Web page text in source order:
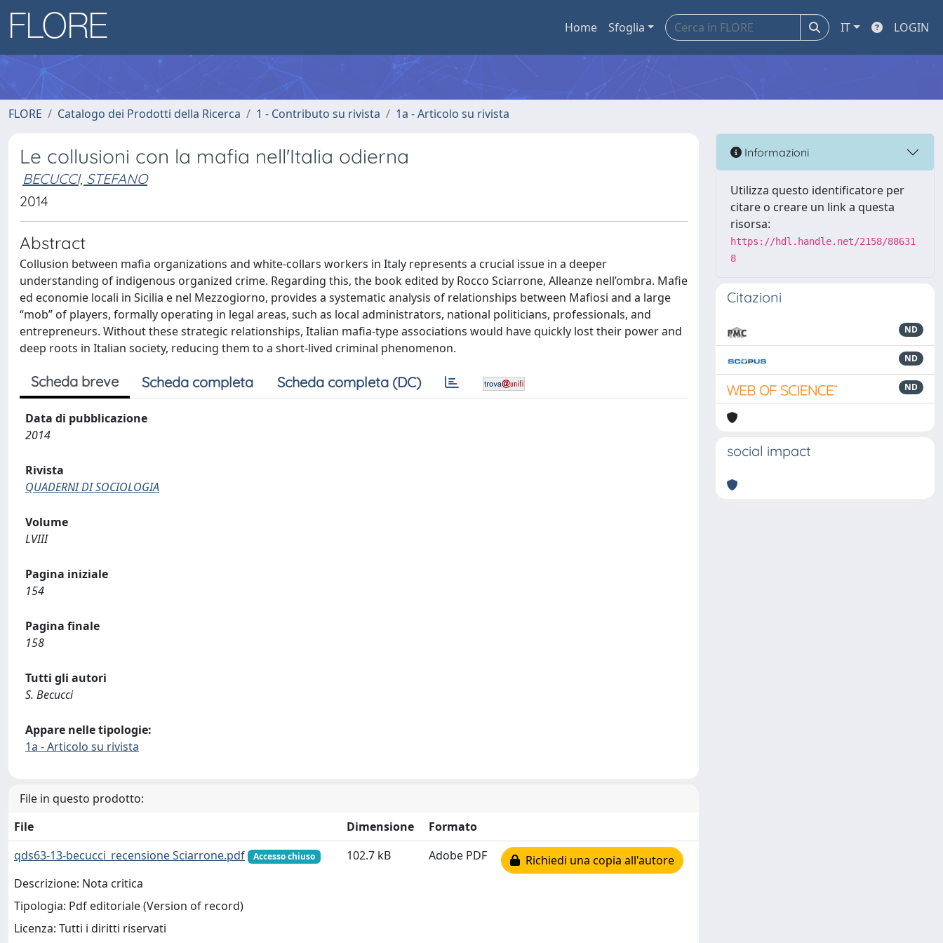
Home Sfoglia IT LOGIN
FLORE Catalogo dei Prodotti della Ricerca 1 - Contributo su rivista 1a - Articolo su rivista
Le collusioni con la mafia nell'Italia odierna
BECUCCI, STEFANO
2014
Abstract
Collusion between mafia organizations and white-collars workers in Italy represents a crucial issue in a deeper
understanding of indigenous organized crime. Regarding this, the book edited by Rocco Sciarrone, Alleanze nell’ombra. Mafie
ed economie locali in Sicilia e nel Mezzogiorno, provides a systematic analysis of relationships between Mafiosi and a large
“mob” of players, formally operating in legal areas, such as local administrators, national politicians, professionals, and
entrepreneurs. Without these strategic relationships, Italian mafia-type associations would have quickly lost their power and
deep roots in Italian society, reducing them to a short-lived criminal phenomenon.
Scheda breve Scheda completa Scheda completa (DC)
Data di pubblicazione
2014
Rivista
QUADERNI DI SOCIOLOGIA
Volume
LVIII
Pagina iniziale
154
Pagina finale
158
Tutti gli autori
S. Becucci
Appare nelle tipologie:
1a - Articolo su rivista
File in questo prodotto:
File
Dimensione
Formato
qds63-13-becucci_recensione Sciarrone.pdf
Accesso chiuso
Descrizione: Nota critica
Tipologia: Pdf editoriale (Version of record)
Licenza: Tutti i diritti riservati
102.7 kB Adobe PDF Richiedi una copia all'autore
Informazioni
Utilizza questo identificatore per
citare o creare un link a questa
risorsa:
https://hdl.handle.net/2158/88631
8
Citazioni
ND
ND
ND
social impact